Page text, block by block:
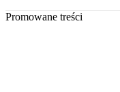
Promowane treści